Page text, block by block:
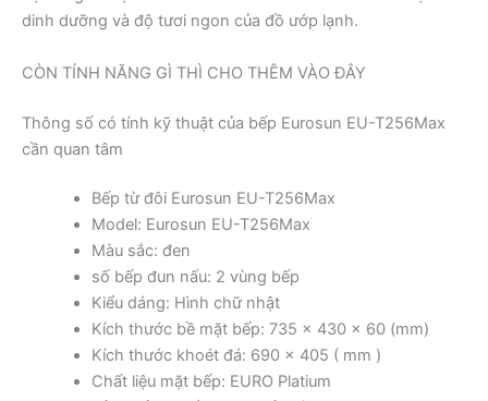
dinh dưỡng và độ tươi ngon của đồ ướp lạnh.
CÒN TÍNH NĂNG GÌ THÌ CHO THÊM VÀO ĐÂY
Thông số có tính kỹ thuật của bếp Eurosun EU-T256Max
cần quan tâm
Bếp từ đôi Eurosun EU-T256Max
Model: Eurosun EU-T256Max
Màu sắc: đen
số bếp đun nấu: 2 vùng bếp
Kiểu dáng: Hình chữ nhật
Kích thước bề mặt bếp: 735 x 430 x 60 (mm)
Kích thước khoét đá: 690 x 405 ( mm )
Chất liệu mặt bếp: EURO Platium